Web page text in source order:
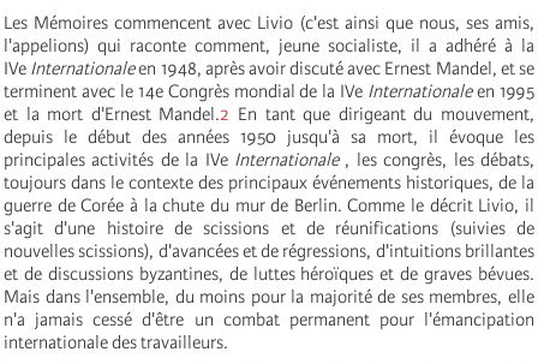
Les Mémoires commencent avec Livio (c'est ainsi que nous, ses amis,
l'appelions) qui raconte comment, jeune socialiste, il a adhéré à la
IVe Internationaleen 1948, après avoir discuté avec Ernest Mandel, et se
terminent avec le 14e Congrès mondial de la IVe Internationaleen 1995
et la mort d'Ernest Mandel.2 En tant que dirigeant du mouvement,
depuis le début des années 1950 jusqu'à sa mort, il évoque les
principales activités de la IVe Internationale, les congrès, les débats,
toujours dans le contexte des principaux événements historiques, de la
guerre de Corée à la chute du mur de Berlin. Comme le décrit Livio, il
s'agit d'une histoire de scissions et de réunifications (suivies de
nouvelles scissions), d'avancées et de régressions, d'intuitions brillantes
et de discussions byzantines, de luttes héroïques et de graves bévues.
Mais dans l'ensemble, du moins pour la majorité de ses membres, elle
n'a jamais cessé d'être un combat permanent pour l'émancipation
internationale des travailleurs.